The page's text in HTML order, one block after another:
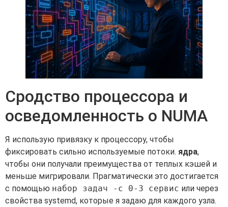
Сродство процессора и
осведомленность о NUMA
Я использую привязку к процессору, чтобы
фиксировать сильно используемые потоки. ядра,
чтобы они получали преимущества от теплых кэшей и
меньше мигрировали. Прагматически это достигается
с помощью набор задач -c 0-3 сервис или через
свойства systemd, которые я задаю для каждого узла.